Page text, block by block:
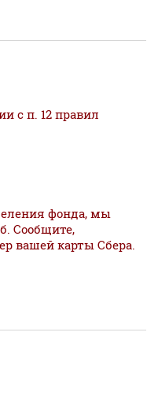
с п. 12 правил
фонда, мы
Сообщите,
вашей карты Сбера.